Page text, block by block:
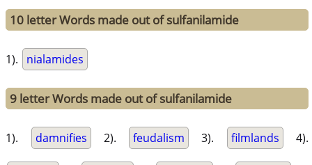
10 letter Words made out of sulfanilamide
1). nialamides
9 letter Words made out of sulfanilamide
1). damnifies 2). feudalism 3). filmlands 4).